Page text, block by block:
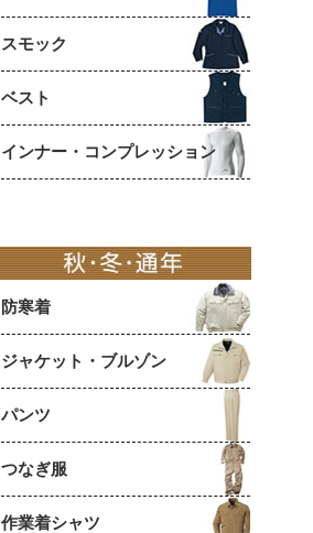
スモック
ベスト
インナー・コンプレッション
防寒着
ジャケット・ブルゾン
パンツ
つなぎ服
作業着シャツ